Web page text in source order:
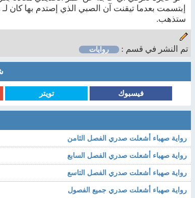
إبتسمت بعدما تيقنت آن الصبي الذي إصتدم بها كان
ستذهب.
تم النشر في قسم : روايات
فيسبوك تويتر
رواية صهباء أشعلت صدري الفصل الثامن
رواية صهباء أشعلت صدري الفصل السابع
رواية صهباء أشعلت صدري الفصل التاسع
رواية صهباء أشعلت صدري جميع الفصول